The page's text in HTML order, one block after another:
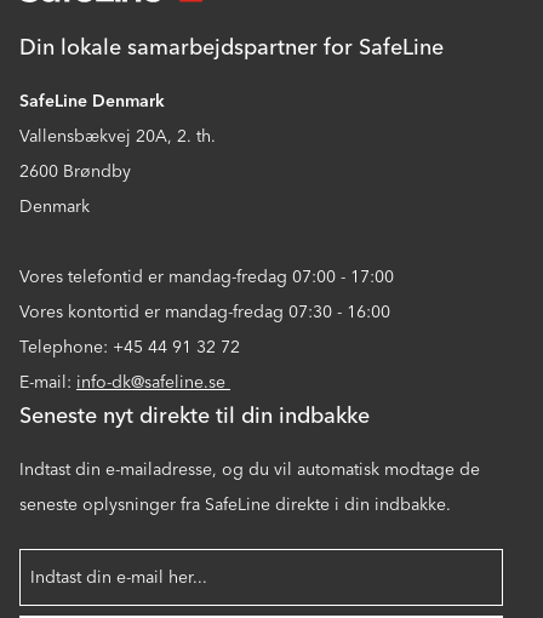
Din lokale samarbejdspartner for SafeLine
SafeLine Denmark
Vallensbækvej 20A, 2. th.
2600 Brøndby
Denmark
Vores telefontid er mandag-fredag 07:00 - 17:00
Vores kontortid er mandag-fredag 07:30 - 16:00
Telephone: +45 44 91 32 72
E-mail: info-dk@safeline.se
Seneste nyt direkte til din indbakke
Indtast din e-mailadresse, og du vil automatisk modtage de
seneste oplysninger fra SafeLine direkte i din indbakke.